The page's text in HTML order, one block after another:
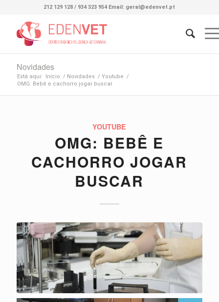
212 129 128 / 934 323 954 Email: geral@edenvet.pt
Novidades
Está aqui: Início / Novidades / Youtube /
OMG: Bebê e cachorro jogar buscar
YOUTUBE
OMG: BEBÊ E
CACHORRO JOGAR
BUSCAR